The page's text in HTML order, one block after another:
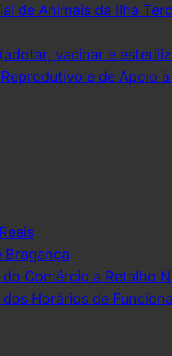
de Animais da Ilha
vacinar e
e de Apoio
Bragança
Comércio a Retalho
Horários de